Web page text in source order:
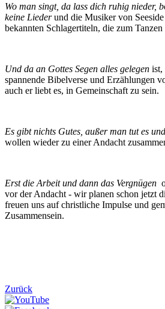
Wo man singt, da lass dich ruhig nieder,
keine Liederund die Musiker von
bekannten Schlagertiteln, die zum
Und da an Gottes Segen alles gelegen ist,
spannende Bibelverse und Erzählungen
auch er liebt es, in Gemeinschaft zu sein.
Es gibt nichts Gutes, außer man tut es
wollen wieder zu einer Andacht
Erst die Arbeit und dann das Vergnügen
vor der Andacht - wir planen schon jetzt
freuen uns auf christliche Impulse und
Zusammensein.
Zurück